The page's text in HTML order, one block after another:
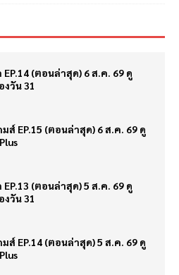
EP.14 (ตอนล่าสุด) 6 ส.ค. 69 ดู
วัน 31
มส์ EP.15 (ตอนล่าสุด) 6 ส.ค. 69 ดู
EP.13 (ตอนล่าสุด) 5 ส.ค. 69 ดู
วัน 31
มส์ EP.14 (ตอนล่าสุด) 5 ส.ค. 69 ดู